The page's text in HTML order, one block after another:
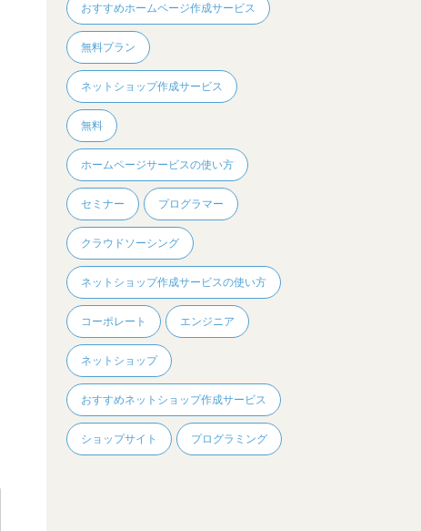
おすすめホームページ作成サービス
無料プラン
ネットショップ作成サービス
無料
ホームページサービスの使い方
セミナー プログラマー
クラウドソーシング
ネットショップ作成サービスの使い方
コーポレート エンジニア
ネットショップ
おすすめネットショップ作成サービス
ショップサイト プログラミング